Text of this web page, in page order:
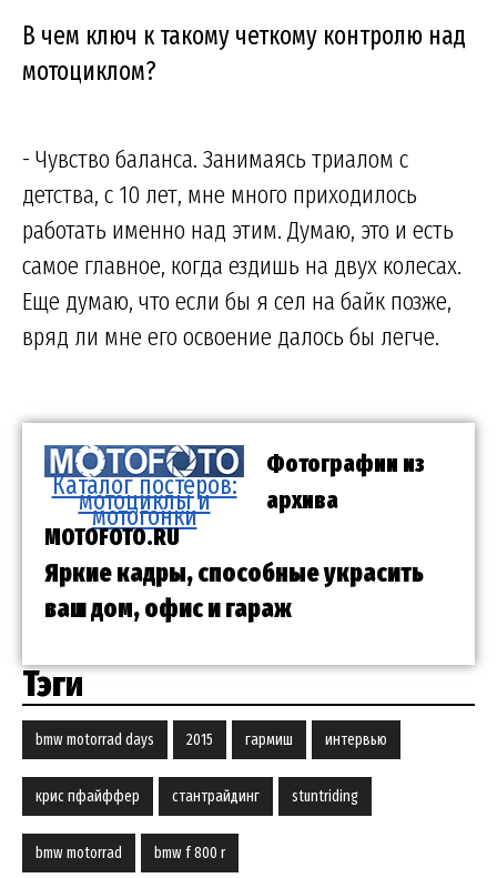
В чем ключ к такому четкому контролю над
мотоциклом?
- Чувство баланса. Занимаясь триалом с
детства, с 10 лет, мне много приходилось
работать именно над этим. Думаю, это и есть
самое главное, когда ездишь на двух колесах.
Еще думаю, что если бы я сел на байк позже,
вряд ли мне его освоение далось бы легче.
Каталог постеров:
мотоциклы и
мотогонки
Фотографии из
архива
MOTOFOTO.RU
Яркие кадры, способные украсить
ваш дом, офис и гараж
Тэги
bmw motorrad days 2015 гармиш интервью
крис пфайффер стантрайдинг stuntriding
bmw motorrad bmw f 800 r